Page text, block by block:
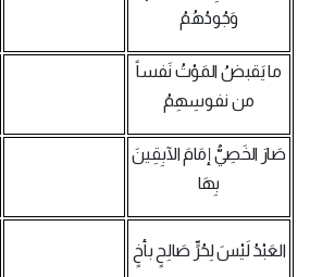
وَجُودُهُمُ
ما يَقبضُ المَوْتُ نَفساً
من نفوسِهِمُ
صَارَ الخَصِيُّ إمَامَ الآبِقِينَ
بِهَا
العَبْدُ لَيْسَ لِحُرٍّ صَالِحٍ بأخٍ